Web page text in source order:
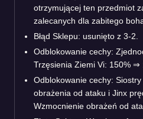
otrzymującej ten przedmiot
zalecanych dla zabitego
Błąd Sklepu: usunięto z 3-2.
Odblokowanie cechy:
Trzęsienia Ziemi Vi: 150% ⇒
Odblokowanie cechy:
obrażenia od ataku i Jinx
Wzmocnienie obrażeń od